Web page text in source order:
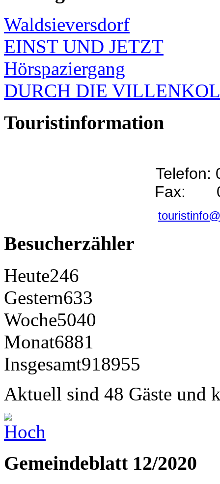
Waldsieversdorf
EINST UND JETZT
Hörspaziergang
DURCH DIE
Touristinformation
Telefon:
Fax:
Besucherzähler
Heute246
Gestern633
Woche5040
Monat6881
Insgesamt918955
Aktuell sind 48 Gäste und
Gemeindeblatt 12/2020